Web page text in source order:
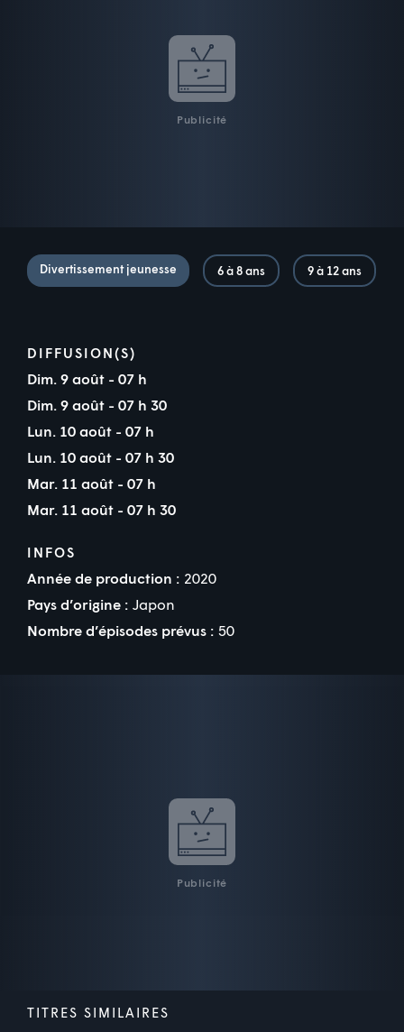
Publicité
Divertissement jeunesse 6 à 8 ans 9 à 12 ans
DIFFUSION(S)
Dim. 9 août - 07 h
Dim. 9 août - 07 h 30
Lun. 10 août - 07 h
Lun. 10 août - 07 h 30
Mar. 11 août - 07 h
Mar. 11 août - 07 h 30
INFOS
Année de production : 2020
Pays d’origine : Japon
Nombre d’épisodes prévus : 50
Publicité
TITRES SIMILAIRES